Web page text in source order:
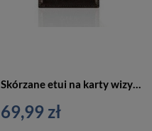
69,99 zł